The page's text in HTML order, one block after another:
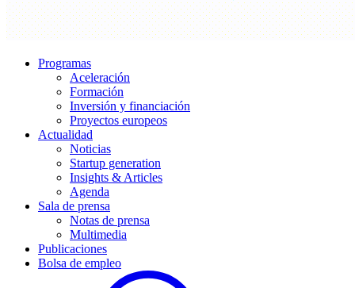
Programas
Aceleración
Formación
Inversión y financiación
Proyectos europeos
Actualidad
Noticias
Startup generation
Insights & Articles
Agenda
Sala de prensa
Notas de prensa
Multimedia
Publicaciones
Bolsa de empleo